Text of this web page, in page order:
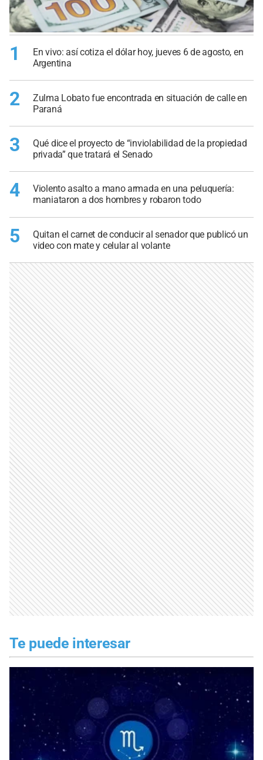
1
En vivo: así cotiza el dólar hoy, jueves 6 de agosto, en
Argentina
2
Zulma Lobato fue encontrada en situación de calle en
Paraná
3
Qué dice el proyecto de “inviolabilidad de la propiedad
privada” que tratará el Senado
4
Violento asalto a mano armada en una peluquería:
maniataron a dos hombres y robaron todo
5
Quitan el carnet de conducir al senador que publicó un
video con mate y celular al volante
Te puede interesar